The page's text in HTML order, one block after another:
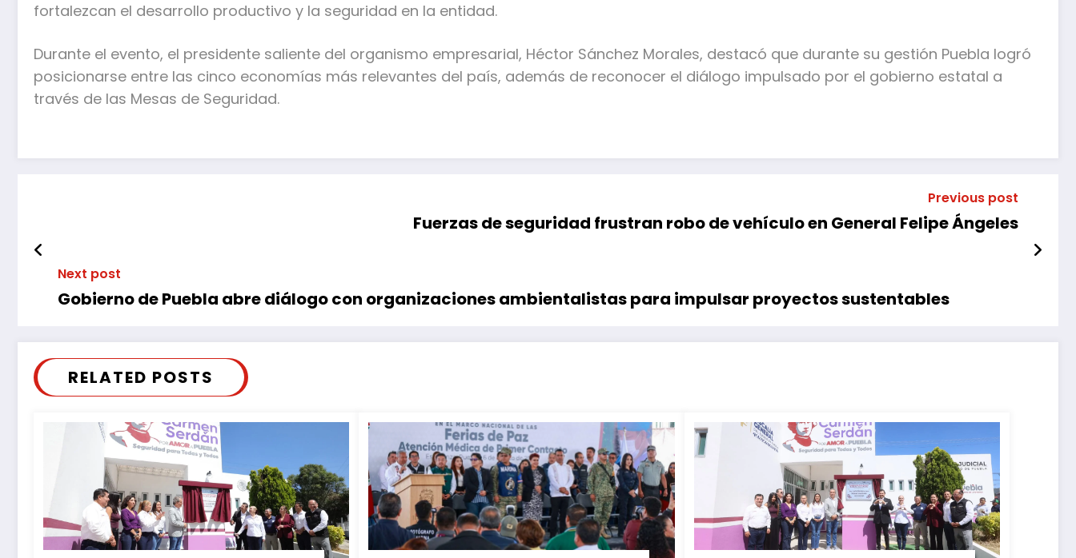
fortalezcan el desarrollo productivo y la seguridad en la entidad.
Durante el evento, el presidente saliente del organismo empresarial, Héctor Sánchez Morales, destacó que durante su gestión Puebla logró
posicionarse entre las cinco economías más relevantes del país, además de reconocer el diálogo impulsado por el gobierno estatal a
través de las Mesas de Seguridad.
Previous post
Fuerzas de seguridad frustran robo de vehículo en General Felipe Ángeles
Next post
Gobierno de Puebla abre diálogo con organizaciones ambientalistas para impulsar proyectos sustentables
RELATED POSTS